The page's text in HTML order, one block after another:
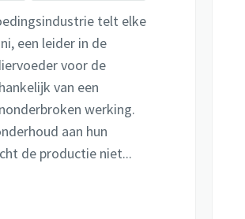
telt elke
een leider in de
voor de
van een
werking.
aan hun
de productie niet...